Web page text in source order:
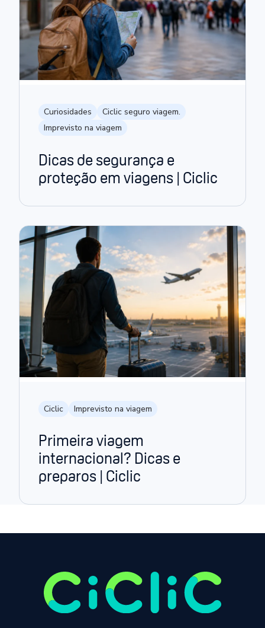
Curiosidades
Ciclic seguro viagem.
Imprevisto na viagem
Dicas de segurança e
proteção em viagens | Ciclic
Ciclic Imprevisto na viagem
Primeira viagem
internacional? Dicas e
preparos | Ciclic